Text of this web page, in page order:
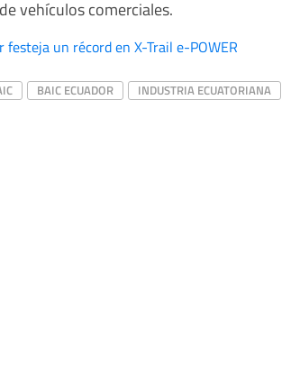
vehículos comerciales.
festeja un récord en X-Trail e-POWER
BAIC ECUADOR INDUSTRIA ECUATORIANA